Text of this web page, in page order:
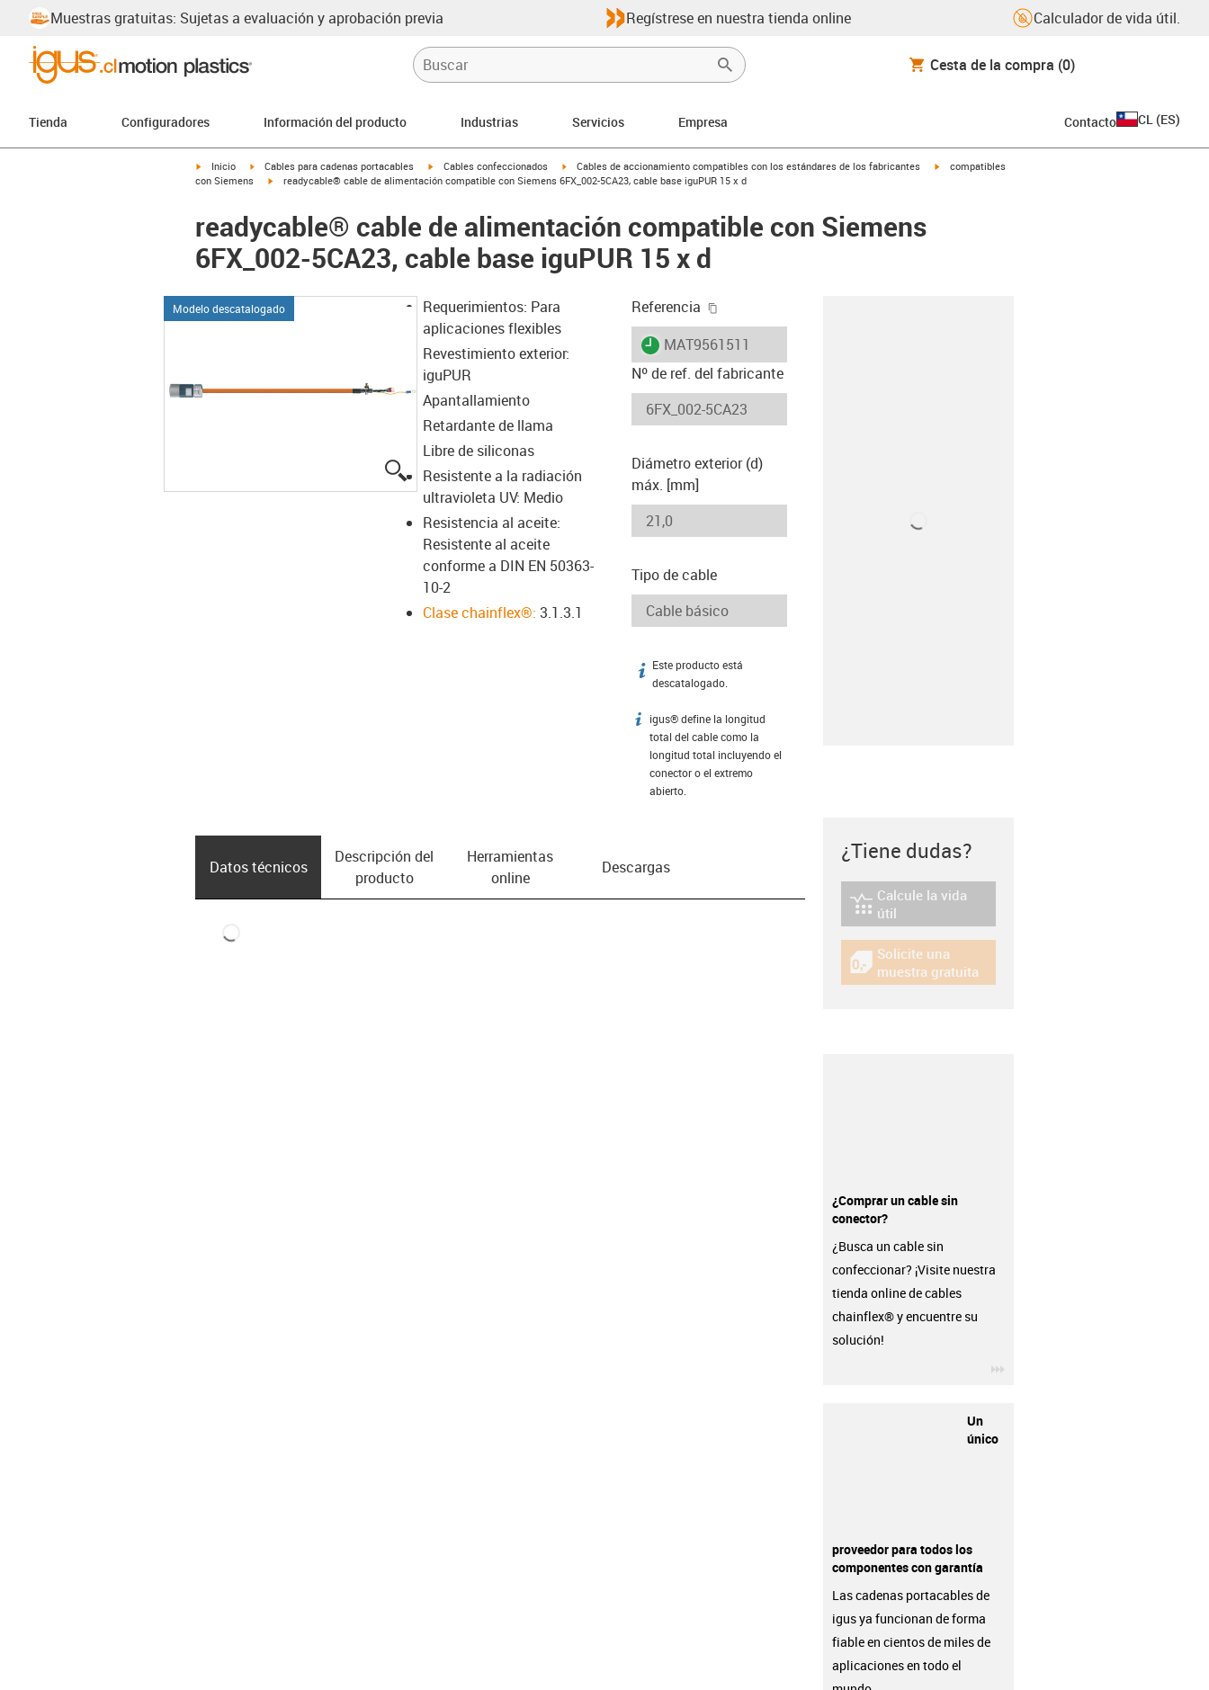
Muestras gratuitas: Sujetas a evaluación y aprobación previa Regístrese en nuestra tienda online Calculador de vida útil.
Cesta de la compra (0)
Tienda Configuradores Información del producto Industrias Servicios Empresa Contacto CL (ES)
igus-icon-arrow-right
Inicio igus-icon-arrow-right
Cables para cadenas portacables igus-icon-arrow-right
Cables confeccionados igus-icon-arrow-right
Cables de accionamiento compatibles con los estándares de los fabricantes igus-icon-arrow-right
compatibles
con Siemens
igus-icon-arrow-right
readycable® cable de alimentación compatible con Siemens 6FX_002-5CA23, cable base iguPUR 15 x d
readycable® cable de alimentación compatible con Siemens
6FX_002-5CA23, cable base iguPUR 15 x d
Modelo descatalogado
igus-icon-lupe
Requerimientos: Para
aplicaciones flexibles
Revestimiento exterior:
iguPUR
Apantallamiento
Retardante de llama
Libre de siliconas
Resistente a la radiación
ultravioleta UV: Medio
Resistencia al aceite:
Resistente al aceite
conforme a DIN EN 50363-
10-2
Clase chainflex®: 3.1.3.1
Referencia
igus-icon-lieferzeit
MAT9561511
Nº de ref. del fabricante
Diámetro exterior (d)
máx. [mm]
Tipo de cable
igus-icon-info
Este producto está
descatalogado.
igus-icon-info
igus® define la longitud
total del cable como la
longitud total incluyendo el
conector o el extremo
abierto.
Datos técnicos
Descripción del
producto
Herramientas
online
Descargas
¿Tiene dudas?
igus-icon-lebensdauerrechner
Calcule la vida
útil
igus-icon-gratismuster
Solicite una
muestra gratuita
¿Comprar un cable sin
conector?
¿Busca un cable sin
confeccionar? ¡Visite nuestra
tienda online de cables
chainflex® y encuentre su
solución!
Un
único
proveedor para todos los
componentes con garantía
Las cadenas portacables de
igus ya funcionan de forma
fiable en cientos de miles de
aplicaciones en todo el